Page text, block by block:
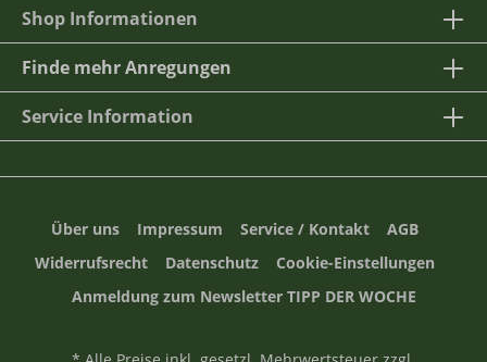
Shop Informationen
Finde mehr Anregungen
Service Information
Über uns Impressum Service / Kontakt
AGB
Widerrufsrecht
Datenschutz
Cookie-Einstellungen
Anmeldung zum Newsletter TIPP DER WOCHE